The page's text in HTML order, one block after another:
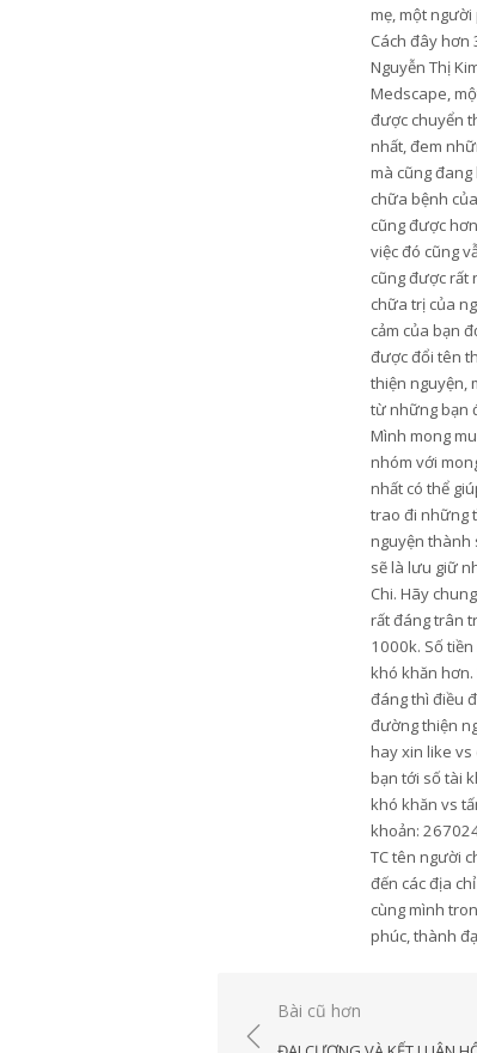
mẹ, một
Cách đây hơn
Nguyễn Thị
Medscape,
được chuyển
nhất, đem
mà cũng
chữa bệnh
cũng được
việc đó cũng
cũng được rất
chữa trị của
cảm của bạn
được đổi tên
thiện nguyện,
từ những bạn
Mình mong
nhóm với
nhất có thể
trao đi những
nguyện thành
sẽ là lưu giữ
Chi. Hãy
rất đáng trân
1000k. Số
khó khăn
đáng thì điều
đường thiện
hay xin like vs
bạn tới số tài
khó khăn vs
khoản:
TC tên người
đến các địa
cùng mình
phúc, thành
Điều
hướng
Bài cũ hơn